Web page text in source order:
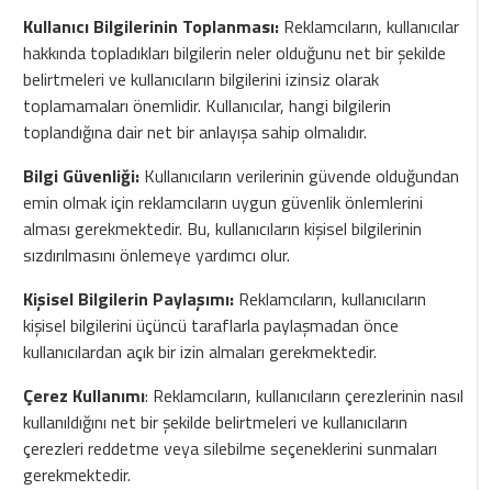
Kullanıcı Bilgilerinin Toplanması: Reklamcıların, kullanıcılar
hakkında topladıkları bilgilerin neler olduğunu net bir şekilde
belirtmeleri ve kullanıcıların bilgilerini izinsiz olarak
toplamamaları önemlidir. Kullanıcılar, hangi bilgilerin
toplandığına dair net bir anlayışa sahip olmalıdır.
Bilgi Güvenliği: Kullanıcıların verilerinin güvende olduğundan
emin olmak için reklamcıların uygun güvenlik önlemlerini
alması gerekmektedir. Bu, kullanıcıların kişisel bilgilerinin
sızdırılmasını önlemeye yardımcı olur.
Kişisel Bilgilerin Paylaşımı: Reklamcıların, kullanıcıların
kişisel bilgilerini üçüncü taraflarla paylaşmadan önce
kullanıcılardan açık bir izin almaları gerekmektedir.
Çerez Kullanımı: Reklamcıların, kullanıcıların çerezlerinin nasıl
kullanıldığını net bir şekilde belirtmeleri ve kullanıcıların
çerezleri reddetme veya silebilme seçeneklerini sunmaları
gerekmektedir.